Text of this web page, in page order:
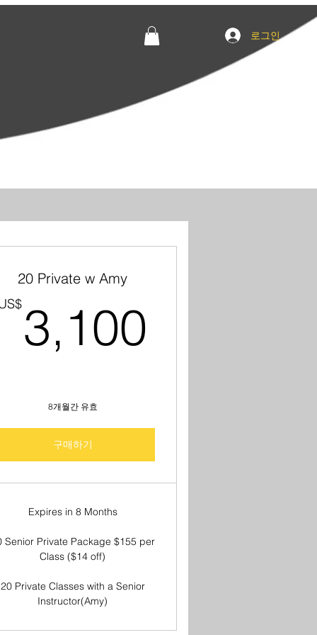
로그인
20 Private w Amy
3,100
8개월간 유효
구매하기
Expires in 8 Months
Senior Private Package $155 per
Class ($14 off)
20 Private Classes with a Senior
Instructor(Amy)